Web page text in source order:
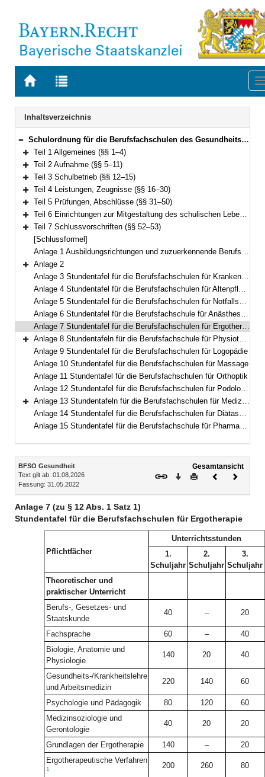
Zur
BAYERN.RECHT
Zur
letzten
Suche
Navigation
Inhaltsverzeichnis
Bereich reduzieren
Schulordnung für die Berufsfachschulen des Gesundheitswesens (Berufsfachschulordnung Gesundheitswesen – BFSO Gesundheit) Vom 31. Mai 2022 (GVBl. S. 322) BayRS 2236-4-1-2-K (§§ 1–53)
Bereich erweitern
Teil 1 Allgemeines (§§ 1–4)
Bereich erweitern
Teil 2 Aufnahme (§§ 5–11)
Bereich erweitern
Teil 3 Schulbetrieb (§§ 12–15)
Bereich erweitern
Teil 4 Leistungen, Zeugnisse (§§ 16–30)
Bereich erweitern
Teil 5 Prüfungen, Abschlüsse (§§ 31–50)
Bereich erweitern
Teil 6 Einrichtungen zur Mitgestaltung des schulischen Lebens (§ 51)
Bereich erweitern
Teil 7 Schlussvorschriften (§§ 52–53)
[Schlussformel]
Anlage 1 Ausbildungsrichtungen und zuzuerkennende Berufsbezeichnungen
Bereich erweitern
Anlage 2
Anlage 3 Stundentafel für die Berufsfachschulen für Krankenpflegehilfe
Anlage 4 Stundentafel für die Berufsfachschulen für Altenpflegehilfe
Anlage 5 Stundentafel für die Berufsfachschulen für Notfallsanitäterinnen und Notfallsanitäter
Anlage 6 Stundentafel für die Berufsfachschule für Anästhesietechnische Assistentinnen und Assistenten und operationstechnische Assistentinnen und Assistenten
Anlage 7 Stundentafel für die Berufsfachschulen für Ergotherapie
Bereich erweitern
Anlage 8 Stundentafeln für die Berufsfachschule für Physiotherapie
Anlage 9 Stundentafel für die Berufsfachschulen für Logopädie
Anlage 10 Stundentafel für die Berufsfachschulen für Massage
Anlage 11 Stundentafel für die Berufsfachschulen für Orthoptik
Anlage 12 Stundentafel für die Berufsfachschulen für Podologie
Bereich erweitern
Anlage 13 Stundentafeln für die Berufsfachschulen für Medizinische Technologie
Anlage 14 Stundentafel für die Berufsfachschulen für Diätassistentinnen und Diätassistenten
Anlage 15 Stundentafel für die Berufsfachschule für Pharmazeutisch-technische Assistentinnen und Assistenten
Inhalt
BFSO Gesundheit
Text gilt ab: 01.08.2026
Fassung: 31.05.2022
Gesamtansicht
Download
DruckenVorheriges
Anlage 7 (zu § 12 Abs. 1 Satz 1)
Stundentafel für die Berufsfachschulen für Ergotherapie
Pflichtfächer
Unterrichtsstunden
1.
Schuljahr
2.
Schuljahr
3.
Schuljahr
Theoretischer und
praktischer Unterricht
Berufs-, Gesetzes- und
Staatskunde
40 – 20
Fachsprache 60 –
40
Biologie, Anatomie und
Physiologie
140 20 40
Gesundheits-/Krankheitslehre
und Arbeitsmedizin
220 140 60
Psychologie und Pädagogik 80 120
60
Medizinsoziologie und
Gerontologie
40 20 20
Grundlagen der Ergotherapie 140 –
20
Ergotherapeutische Verfahren
1 200 260 80